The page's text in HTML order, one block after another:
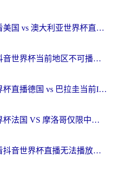
在国外怎么看美国 vs 澳大利亚世界杯直播？海外党必藏的中文解说观赛指南
在加拿大看抖音世界杯当前地区不可播放？海外党体育观赛终极指南
在海外看世界杯直播德国 vs 巴拉圭当前IP受限制？这篇指南帮你轻松解决地区限制
在国外看世界杯法国 VS 摩洛哥仅限中国大陆？别让地域限制拦下你的欢呼
在澳大利亚看抖音世界杯直播无法播放？海外党体育观赛终极指南来了！